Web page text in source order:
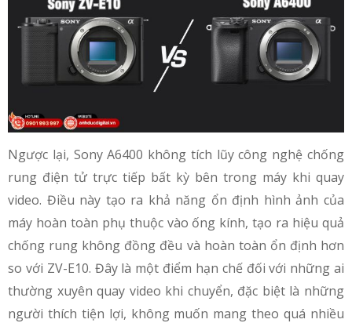
Ngược lại, Sony A6400 không tích lũy công nghệ chống
rung điện tử trực tiếp bất kỳ bên trong máy khi quay
video. Điều này tạo ra khả năng ổn định hình ảnh của
máy hoàn toàn phụ thuộc vào ống kính, tạo ra hiệu quả
chống rung không đồng đều và hoàn toàn ổn định hơn
so với ZV-E10. Đây là một điểm hạn chế đối với những ai
thường xuyên quay video khi chuyển, đặc biệt là những
người thích tiện lợi, không muốn mang theo quá nhiều